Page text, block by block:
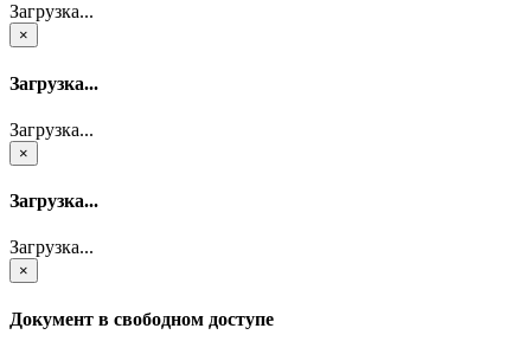
Загрузка...
×
Загрузка...
Загрузка...
×
Загрузка...
Загрузка...
×
Документ в свободном доступе